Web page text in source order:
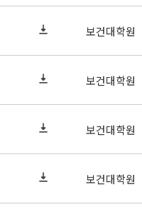
보건대학원
보건대학원
보건대학원
보건대학원